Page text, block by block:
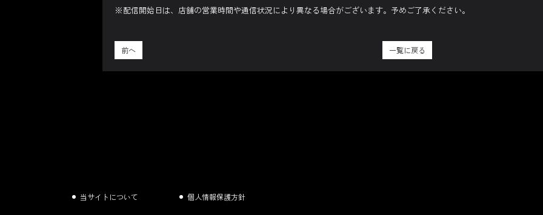
※配信開始日は、店舗の営業時間や通信状況により異なる場合がございます。予めご了承ください。
前へ 一覧に戻る
当サイトについて 個人情報保護方針